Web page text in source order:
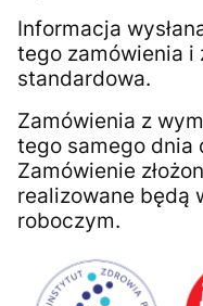
Informacja
tego zamówienia i
standardowa.
Zamówienia z
tego samego dnia
Zamówienie
realizowane będą
roboczym.